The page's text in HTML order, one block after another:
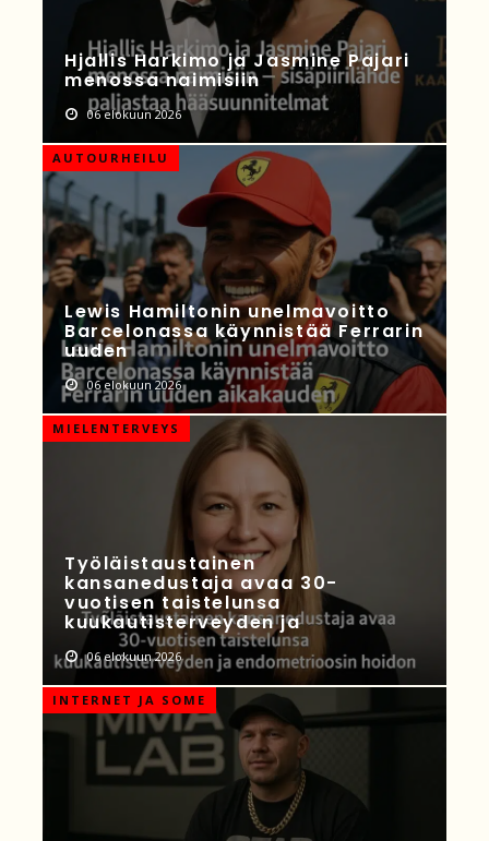
Hjallis Harkimo ja Jasmine Pajari
menossa naimisiin
06 elokuun 2026
AUTOURHEILU
Lewis Hamiltonin unelmavoitto
Barcelonassa käynnistää Ferrarin
uuden
06 elokuun 2026
MIELENTERVEYS
Työläistaustainen
kansanedustaja avaa 30-
vuotisen taistelunsa
kuukautisterveyden ja
06 elokuun 2026
INTERNET JA SOME